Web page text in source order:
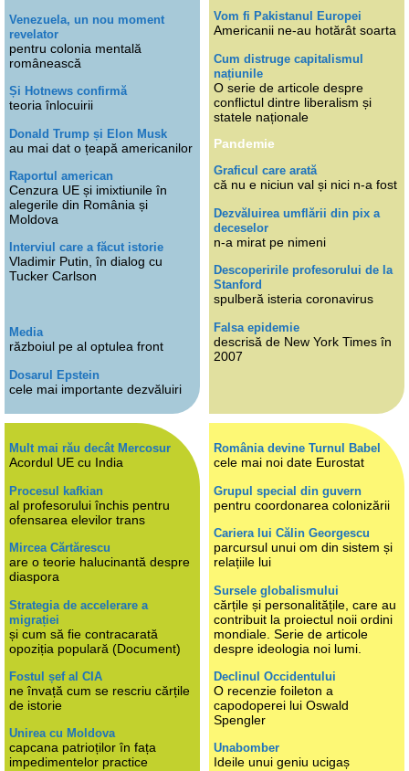
Venezuela, un nou moment
revelator
pentru colonia mentală
românească
Și Hotnews confirmă
teoria înlocuirii
Donald Trump și Elon Musk
au mai dat o țeapă americanilor
Raportul american
Cenzura UE și imixtiunile în
alegerile din România și
Moldova
Interviul care a făcut istorie
Vladimir Putin, în dialog cu
Tucker Carlson
Media
războiul pe al optulea front
Dosarul Epstein
cele mai importante dezvăluiri
Vom fi Pakistanul Europei
Americanii ne-au hotărât soarta
Cum distruge capitalismul
națiunile
O serie de articole despre
conflictul dintre liberalism și
statele naționale
Pandemie
Graficul care arată
că nu e niciun val și nici n-a fost
Dezvăluirea umflării din pix a
deceselor
n-a mirat pe nimeni
Descoperirile profesorului de la
Stanford
spulberă isteria coronavirus
Falsa epidemie
descrisă de New York Times în
2007
Mult mai rău decât Mercosur
Acordul UE cu India
Procesul kafkian
al profesorului închis pentru
ofensarea elevilor trans
Mircea Cărtărescu
are o teorie halucinantă despre
diaspora
Strategia de accelerare a
migrației
și cum să fie contracarată
opoziția populară (Document)
Fostul șef al CIA
ne învață cum se rescriu cărțile
de istorie
Unirea cu Moldova
capcana patrioților în fața
impedimentelor practice
România devine Turnul Babel
cele mai noi date Eurostat
Grupul special din guvern
pentru coordonarea colonizării
Cariera lui Călin Georgescu
parcursul unui om din sistem și
relațiile lui
Sursele globalismului
cărțile și personalitățile, care au
contribuit la proiectul noii ordini
mondiale. Serie de articole
despre ideologia noi lumi.
Declinul Occidentului
O recenzie foileton a
capodoperei lui Oswald
Spengler
Unabomber
Ideile unui geniu ucigaș